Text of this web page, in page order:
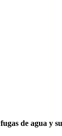
de agua y